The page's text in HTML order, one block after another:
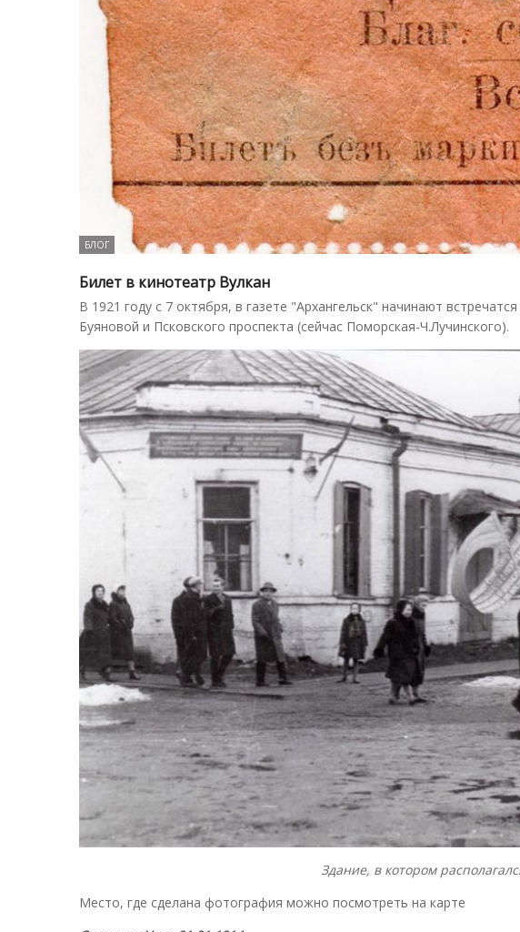
БЛОГ
Билет в кинотеатр Вулкан
В 1921 году с 7 октября, в газете "Архангельск" начинают
Буяновой и Псковского проспекта (сейчас Поморская-Ч.Лучинского).
Здание, в котором
Место, где сделана фотография можно посмотреть на карте